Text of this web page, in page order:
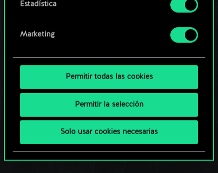
Estadística
Marketing
Permitir todas las cookies
Permitir la selección
Solo usar cookies necesarias